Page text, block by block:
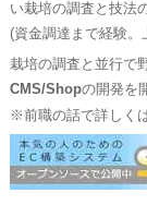
い栽培の調査と技法
(資金調達まで経験。
栽培の調査と並行で
CMS/Shopの開発を
※前職の話で詳しく